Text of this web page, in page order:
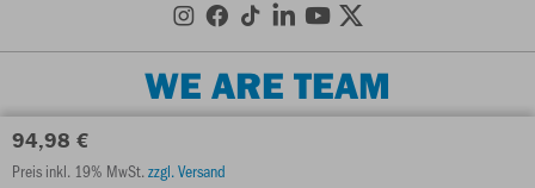
94,98 €
Preis inkl. 19% MwSt.zzgl. Versand
WE ARE TEAM